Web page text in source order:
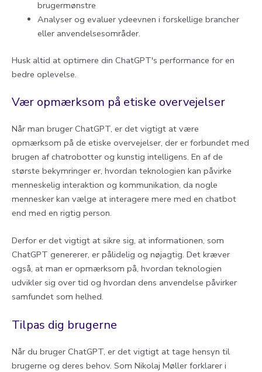
brugermønstre
Analyser og evaluer ydeevnen i forskellige brancher
eller anvendelsesområder.
Husk altid at optimere din ChatGPT's performance for en
bedre oplevelse.
Vær opmærksom på etiske overvejelser
Når man bruger ChatGPT, er det vigtigt at være
opmærksom på de etiske overvejelser, der er forbundet med
brugen af chatrobotter og kunstig intelligens. En af de
største bekymringer er, hvordan teknologien kan påvirke
menneskelig interaktion og kommunikation, da nogle
mennesker kan vælge at interagere mere med en chatbot
end med en rigtig person.
Derfor er det vigtigt at sikre sig, at informationen, som
ChatGPT genererer, er pålidelig og nøjagtig. Det kræver
også, at man er opmærksom på, hvordan teknologien
udvikler sig over tid og hvordan dens anvendelse påvirker
samfundet som helhed.
Tilpas dig brugerne
Når du bruger ChatGPT, er det vigtigt at tage hensyn til
brugerne og deres behov. Som Nikolaj Møller forklarer i